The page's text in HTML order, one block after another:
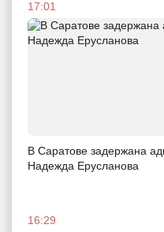
17:01
В Саратове задержана
Надежда Ерусланова
16:29